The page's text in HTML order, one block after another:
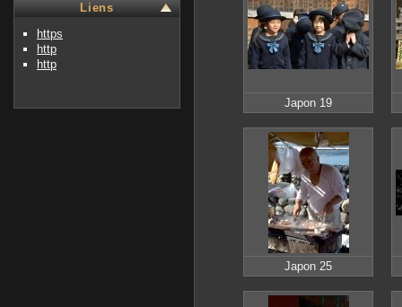
Liens
https
http
http
Japon 19
Japon 25